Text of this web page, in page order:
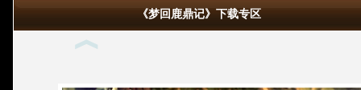
《梦回鹿鼎记》下载专区